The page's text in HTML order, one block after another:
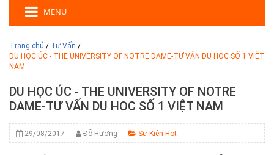
MENU
Trang chủ / Tư Vấn /
DU HỌC ÚC - THE UNIVERSITY OF NOTRE DAME-TƯ VẤN DU HOC SỐ 1 VIỆT
NAM
DU HỌC ÚC - THE UNIVERSITY OF NOTRE
DAME-TƯ VẤN DU HOC SỐ 1 VIỆT NAM
29/08/2017 Đỗ Hương Sự Kiện Hot